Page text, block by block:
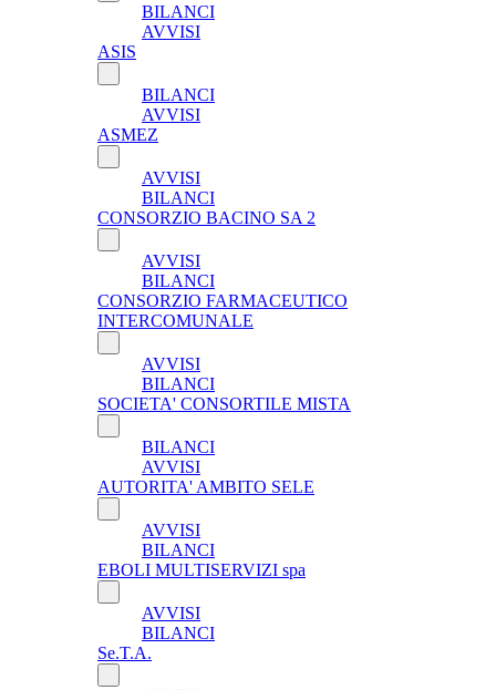
BILANCI
AVVISI
ASIS
BILANCI
AVVISI
ASMEZ
AVVISI
BILANCI
CONSORZIO BACINO SA 2
AVVISI
BILANCI
CONSORZIO FARMACEUTICO
INTERCOMUNALE
AVVISI
BILANCI
SOCIETA' CONSORTILE MISTA
BILANCI
AVVISI
AUTORITA' AMBITO SELE
AVVISI
BILANCI
EBOLI MULTISERVIZI spa
AVVISI
BILANCI
Se.T.A.